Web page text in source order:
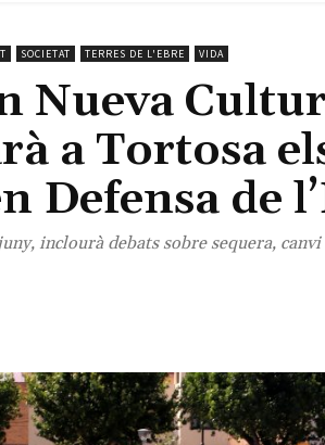
SOCIETAT TERRES DE L'EBRE VIDA
Nueva
a Tortosa
Defensa de
inclourà debats sobre sequera,